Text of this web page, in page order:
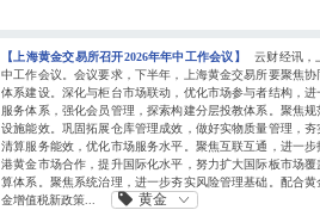
【上海黄金交易所召开2026年年中工作会议】
云财经讯，
中工作会议。会议要求，下半年，上海黄金交易所要聚焦
体系建设。深化与柜台市场联动，优化市场参与者结构，
服务体系，强化会员管理，探索构建分层投教体系。聚焦
设施能效。巩固拓展仓库管理成效，做好实物质量管理，
清算服务能效，优化市场服务水平。聚焦互联互通，进一
港黄金市场合作，提升国际化水平，努力扩大国际板市场
算体系。聚焦系统治理，进一步夯实风险管理基础。配合
金增值税新政策...
黄金